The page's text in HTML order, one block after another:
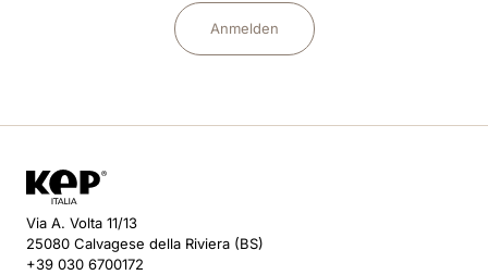
Anmelden
Via A. Volta 11/13
25080 Calvagese della Riviera (BS)
+39 030 6700172